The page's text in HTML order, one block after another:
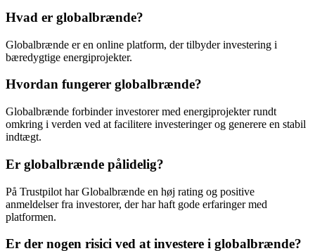
Hvad er globalbrænde?
Globalbrænde er en online platform, der tilbyder investering i
bæredygtige energiprojekter.
Hvordan fungerer globalbrænde?
Globalbrænde forbinder investorer med energiprojekter rundt
omkring i verden ved at facilitere investeringer og generere en stabil
indtægt.
Er globalbrænde pålidelig?
På Trustpilot har Globalbrænde en høj rating og positive
anmeldelser fra investorer, der har haft gode erfaringer med
platformen.
Er der nogen risici ved at investere i globalbrænde?